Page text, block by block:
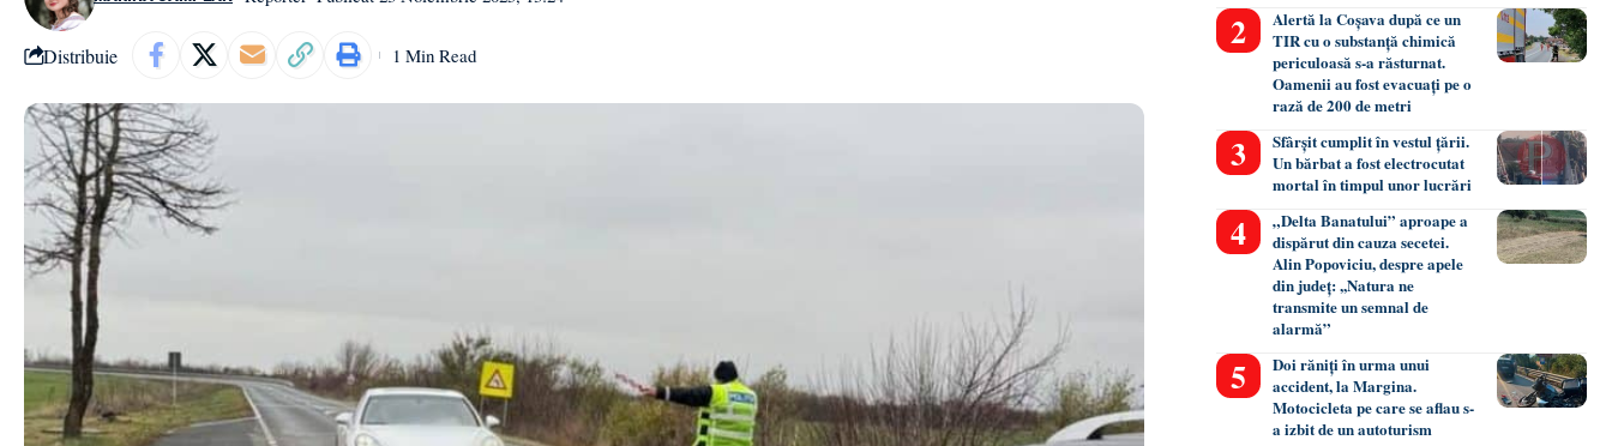
Distribuie 1 Min Read
Alertă la Coșava după ce un
TIR cu o substanță chimică
periculoasă s-a răsturnat.
Oamenii au fost evacuați pe o
rază de 200 de metri
Sfârșit cumplit în vestul țării.
Un bărbat a fost electrocutat
mortal în timpul unor lucrări
„Delta Banatului” aproape a
dispărut din cauza secetei.
Alin Popoviciu, despre apele
din județ: ,,Natura ne
transmite un semnal de
alarmă”
Doi răniți în urma unui
accident, la Margina.
Motocicleta pe care se aflau s-
a izbit de un autoturism